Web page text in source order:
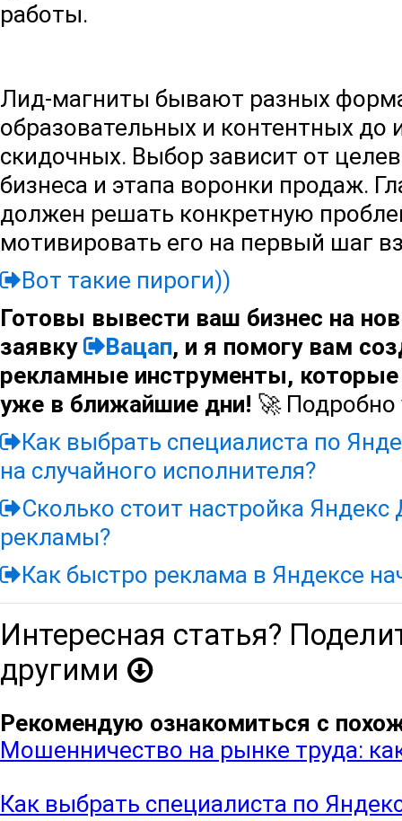
работы.
Лид-магниты бывают разных
образовательных и контентных до
скидочных. Выбор зависит от
бизнеса и этапа воронки продаж.
должен решать конкретную
мотивировать его на первый шаг
Вот такие пироги))
Готовы вывести ваш бизнес на
заявку
Вацап, и я помогу вам
рекламные инструменты, которые
уже в ближайшие дни! 🚀 Подробно
Как выбрать специалиста по
на случайного исполнителя?
Сколько стоит настройка
рекламы?
Как быстро реклама в Яндексе
Интересная статья?
другими
Рекомендую ознакомиться с
Мошенничество на рынке труда:
Как выбрать специалиста по